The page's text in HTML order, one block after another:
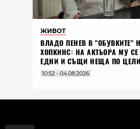
ЖИВОТ
ВЛАДO ПЕНЕВ В "ОБУВКИТЕ"
ХОПКИНС: НА АКТЬОРА МУ
ЕДНИ И СЪЩИ НЕЩА ПО
10:52 - 04.08.2026